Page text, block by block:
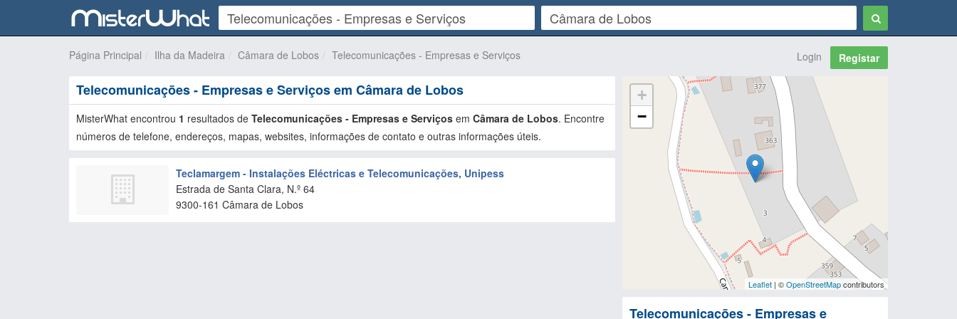
Página Principal Ilha da Madeira Câmara de Lobos Telecomunicações - Empresas e Serviços Login Registar
Telecomunicações - Empresas e Serviços em Câmara de Lobos
MisterWhat encontrou 1 resultados de Telecomunicações - Empresas e Serviços em Câmara de Lobos. Encontre
números de telefone, endereços, mapas, websites, informações de contato e outras informações úteis.
Teclamargem - Instalações Eléctricas e Telecomunicações, Unipess
Estrada de Santa Clara, N.º 64
9300-161 Câmara de Lobos
+
−
Leaflet| ©OpenStreetMapcontributors
Telecomunicações - Empresas e